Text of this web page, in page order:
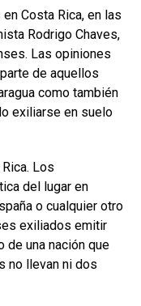
Costa Rica, en las
Rodrigo Chaves,
Las opiniones
de aquellos
como también
exiliarse en suelo
Los
del lugar en
o cualquier otro
exiliados emitir
una nación que
no llevan ni dos